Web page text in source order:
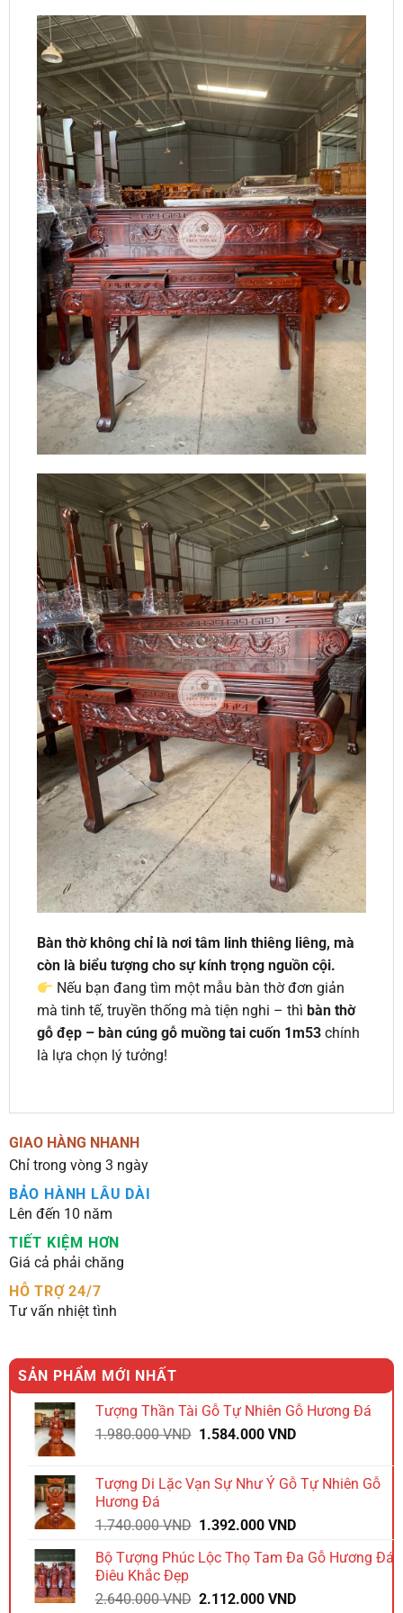
Bàn thờ không chỉ là nơi tâm linh thiêng liêng, mà
còn là biểu tượng cho sự kính trọng nguồn cội.
Nếu bạn đang tìm một mẫu bàn thờ đơn giản
mà tinh tế, truyền thống mà tiện nghi – thì bàn thờ
gỗ đẹp – bàn cúng gỗ muồng tai cuốn 1m53chính
là lựa chọn lý tưởng!
GIAO HÀNG NHANH
Chỉ trong vòng 3 ngày
BẢO HÀNH LÂU DÀI
Lên đến 10 năm
TIẾT KIỆM HƠN
Giá cả phải chăng
HỖ TRỢ 24/7
Tư vấn nhiệt tình
SẢN PHẨM MỚI NHẤT
Tượng Thần Tài Gỗ Tự Nhiên Gỗ Hương Đá
1.980.000VND Giá
1.980.000 VND.
1.584.000VNDGiá
là:
Tượng Di Lặc Vạn Sự Như Ý Gỗ Tự Nhiên Gỗ
Hương Đá
1.740.000VND Giá
là:
1.392.000VNDGiá
tại
1.392.000 VND.
Bộ Tượng Phúc Lộc Thọ Tam Đa Gỗ Hương Đá
Điêu Khắc Đẹp
2.640.000VND Giá
2.112.000VNDGiá